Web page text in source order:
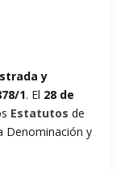
y
1. El 28 de
Estatutos de
Denominación y